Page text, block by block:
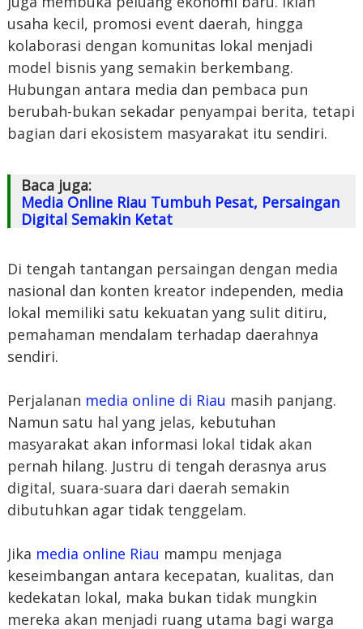
usaha kecil, promosi event daerah, hingga
kolaborasi dengan komunitas lokal menjadi
model bisnis yang semakin berkembang.
Hubungan antara media dan pembaca pun
berubah-bukan sekadar penyampai berita, tetapi
bagian dari ekosistem masyarakat itu sendiri.
Baca juga:
Media Online Riau Tumbuh Pesat, Persaingan
Digital Semakin Ketat
Di tengah tantangan persaingan dengan media
nasional dan konten kreator independen, media
lokal memiliki satu kekuatan yang sulit ditiru,
pemahaman mendalam terhadap daerahnya
sendiri.
Perjalanan media online di Riau masih panjang.
Namun satu hal yang jelas, kebutuhan
masyarakat akan informasi lokal tidak akan
pernah hilang. Justru di tengah derasnya arus
digital, suara-suara dari daerah semakin
dibutuhkan agar tidak tenggelam.
Jika media online Riau mampu menjaga
keseimbangan antara kecepatan, kualitas, dan
kedekatan lokal, maka bukan tidak mungkin
mereka akan menjadi ruang utama bagi warga